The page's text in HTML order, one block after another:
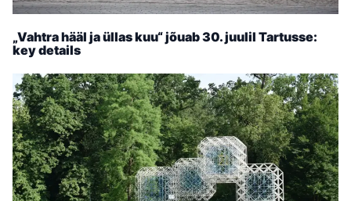
„Vahtra hääl ja üllas kuu“ jõuab 30. juulil Tartusse:
key details